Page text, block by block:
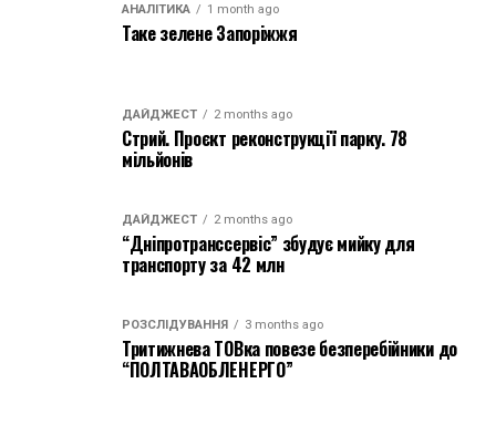
АНАЛІТИКА 1 month ago
Таке зелене Запоріжжя
ДАЙДЖЕСТ 2 months ago
Стрий. Проєкт реконструкції парку. 78
мільйонів
ДАЙДЖЕСТ 2 months ago
“Дніпротранссервіс” збудує мийку для
транспорту за 42 млн
РОЗСЛІДУВАННЯ 3 months ago
Тритижнева ТОВка повезе безперебійники до
“ПОЛТАВАОБЛЕНЕРГО”